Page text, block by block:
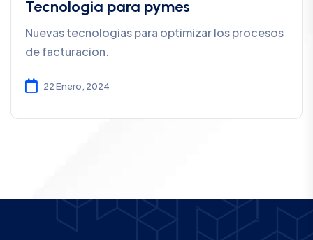
Tecnologia para pymes
Nuevas tecnologias para optimizar los procesos
de facturacion.
22 Enero, 2024